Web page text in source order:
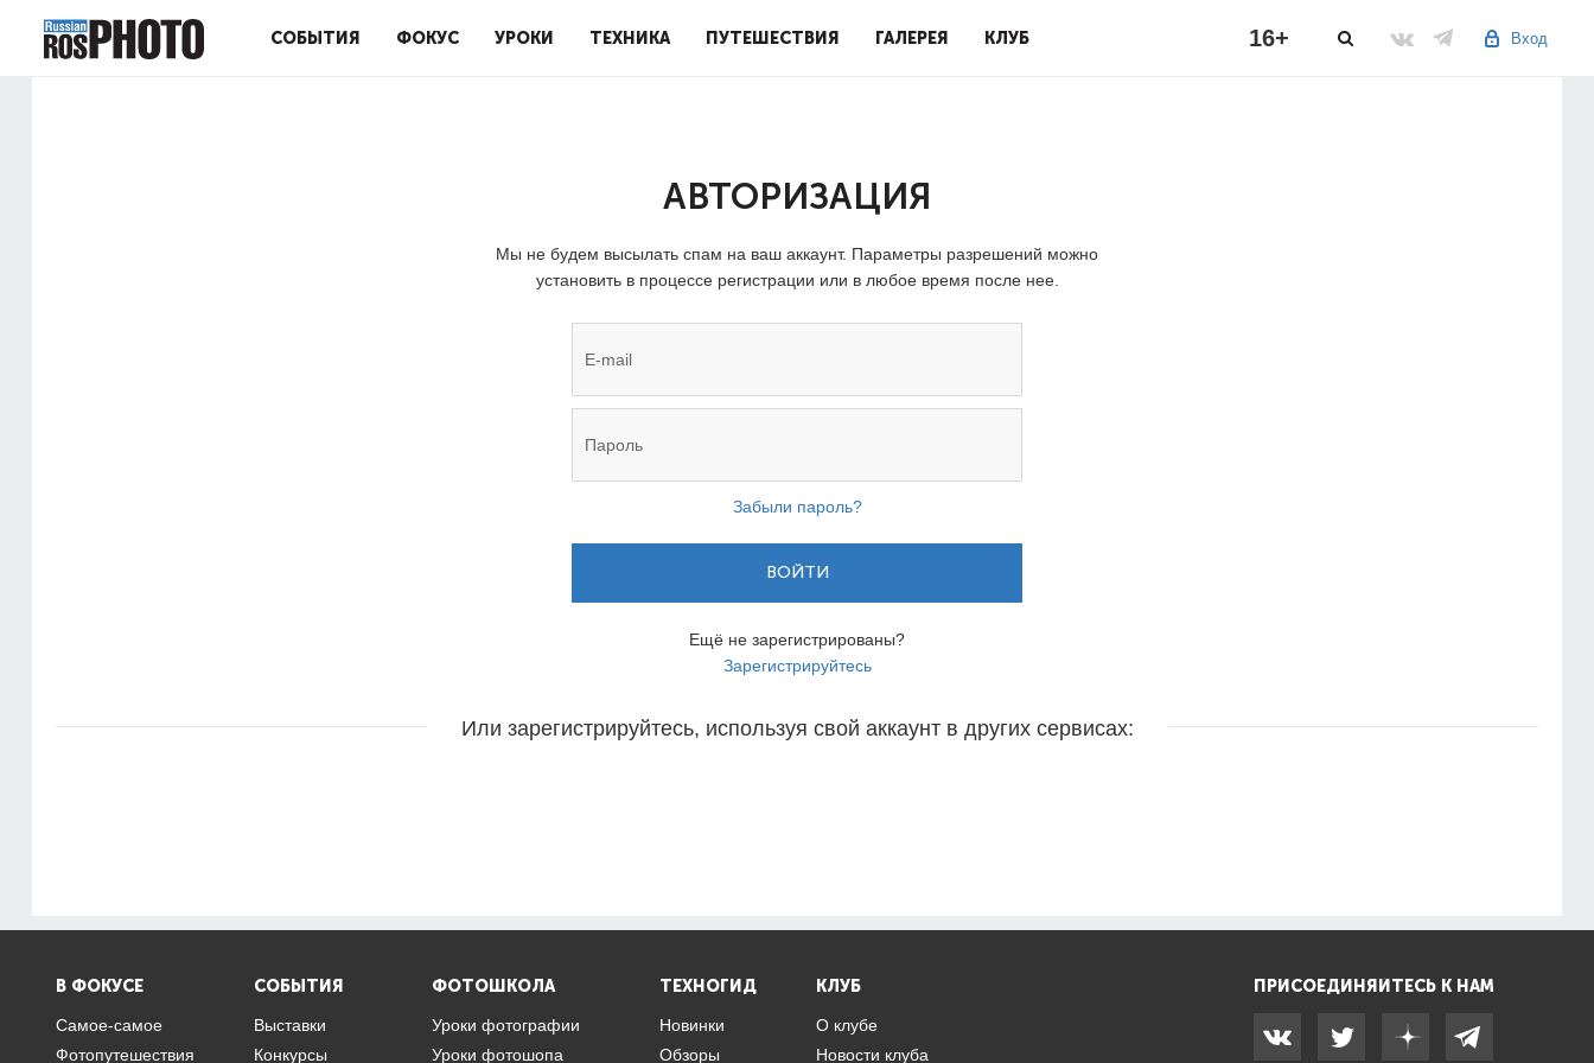
СОБЫТИЯ ФОКУС УРОКИ ТЕХНИКА ПУТЕШЕСТВИЯ ГАЛЕРЕЯ КЛУБ Вход
16+
АВТОРИЗАЦИЯ
Мы не будем высылать спам на ваш аккаунт. Параметры разрешений можно
установить в процессе регистрации или в любое время после нее.
Забыли пароль?
ВОЙТИ
Ещё не зарегистрированы?
Зарегистрируйтесь
Или зарегистрируйтесь, используя свой аккаунт в других сервисах:
В ФОКУСЕ
Самое-самое
Фотопутешествия
СОБЫТИЯ
Выставки
Конкурсы
ФОТОШКОЛА
Уроки фотографии
Уроки фотошопа
ТЕХНОГИД
Новинки
Обзоры
КЛУБ
О клубе
Новости клуба
ПРИСОЕДИНЯЙТЕСЬ К НАМ